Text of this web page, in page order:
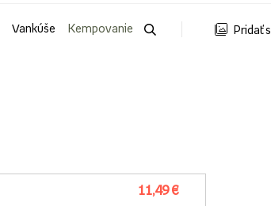
Vankúše Kempovanie Pridať
11,49 €